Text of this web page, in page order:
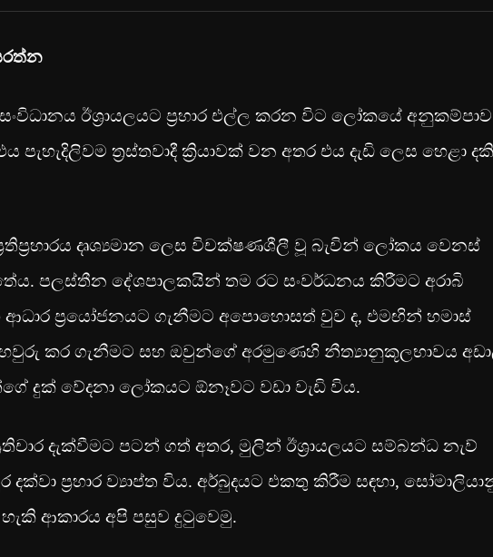
සංවිධානය ඊශ්‍රායලයට ප්‍රහාර එල්ල කරන විට ලෝකයේ අනුකම්පාව
පැහැදිලිවම ත්‍රස්තවාදී ක්‍රියාවක් වන අතර එය දැඩි ලෙස හෙළා
දෘශ්‍යමාන ලෙස විචක්ෂණශීලී වූ බැවින් ලෝකය වෙනස්
පලස්තීන දේශපාලකයින් තම රට සංවර්ධනය කිරීමට අරාබි
ප්‍රයෝජනයට ගැනීමට අපොහොසත් වුව ද, එමඟින් හමාස්
කර ගැනීමට සහ ඔවුන්ගේ අරමුණෙහි නීත්‍යානුකූලභාවය
දුක් වේදනා ලෝකයට ඕනෑවට වඩා වැඩි විය.
දැක්වීමට පටන් ගත් අතර, මුලින් ඊශ්‍රායලයට සම්බන්ධ නැව්
ප්‍රහාර ව්‍යාප්ත විය. අර්බුදයට එකතු කිරීම සඳහා,
ආකාරය අපි පසුව දුටුවෙමු.